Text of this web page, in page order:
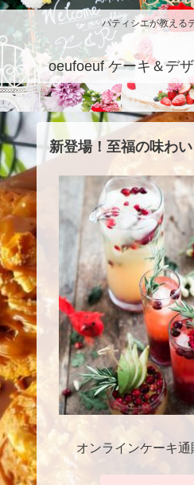
パティシエが教える
oeufoeuf ケーキ＆デ
新登場！至福の味わ
オンラインケーキ通